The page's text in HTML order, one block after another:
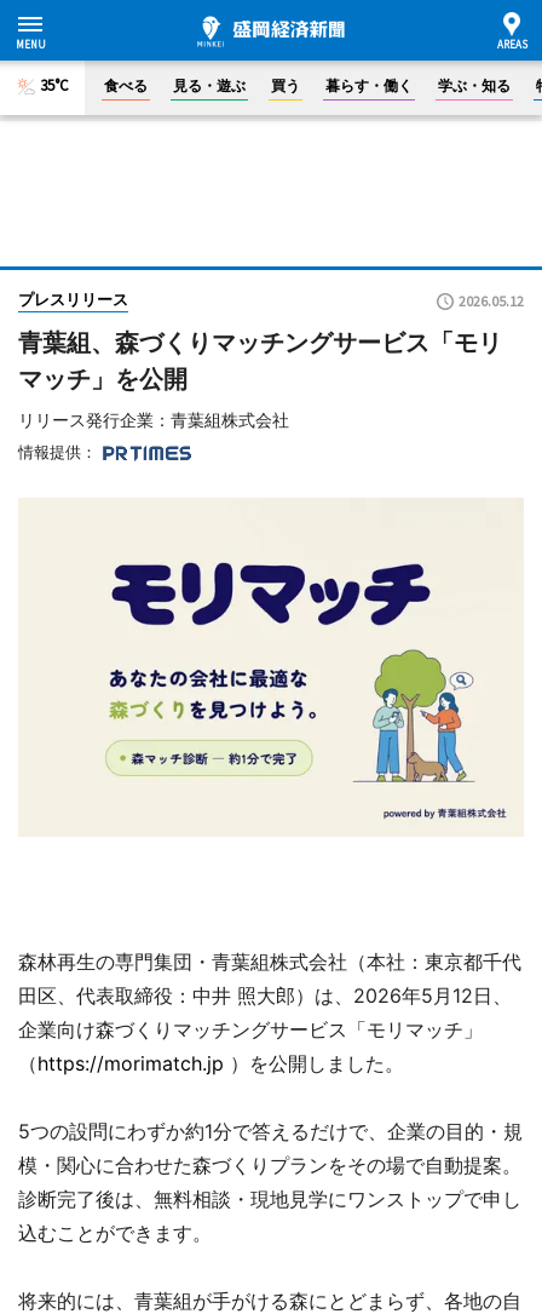
35°C 食べる 見る・遊ぶ 買う 暮らす・働く 学ぶ・知る
プレスリリース 2026.05.12
青葉組、森づくりマッチングサービス「モリ
マッチ」を公開
リリース発行企業：青葉組株式会社
情報提供：
森林再生の専門集団・青葉組株式会社（本社：東京都千代
田区、代表取締役：中井 照大郎）は、2026年5月12日、
企業向け森づくりマッチングサービス「モリマッチ」
（https://morimatch.jp ）を公開しました。
5つの設問にわずか約1分で答えるだけで、企業の目的・規
模・関心に合わせた森づくりプランをその場で自動提案。
診断完了後は、無料相談・現地見学にワンストップで申し
込むことができます。
将来的には、青葉組が手がける森にとどまらず、各地の自